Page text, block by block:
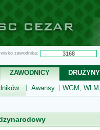
zawodnika:
ZAWODNICY DRUŻYNY
Awansy WGM,